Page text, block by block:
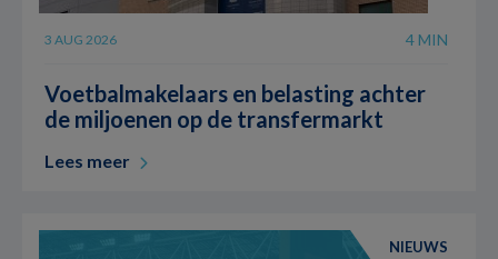
3 AUG 2026 4 MIN
Voetbalmakelaars en belasting achter
de miljoenen op de transfermarkt
Lees meer
NIEUWS